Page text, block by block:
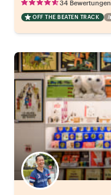
34 Bewertungen
OFF THE BEATEN TRACK